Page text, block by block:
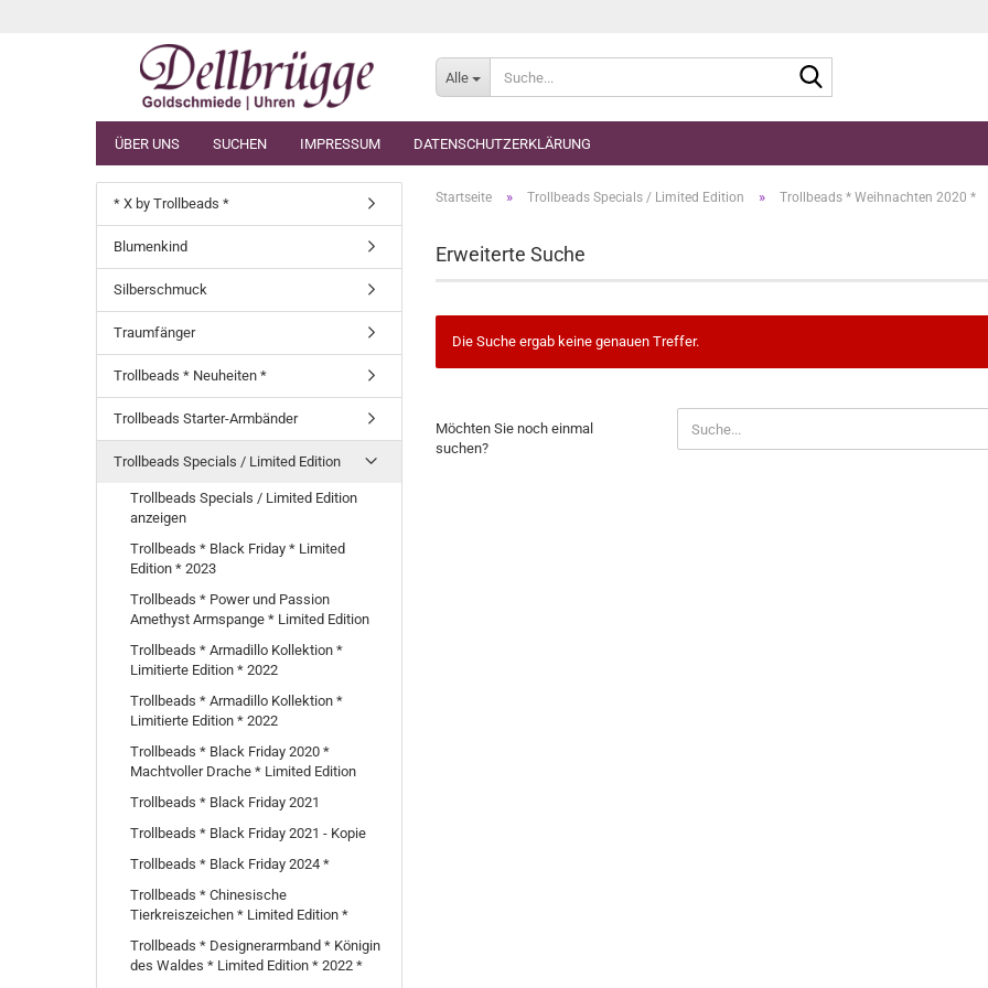
Alle
ÜBER UNS SUCHEN IMPRESSUM DATENSCHUTZERKLÄRUNG
Startseite » Trollbeads Specials / Limited Edition » Trollbeads * Weihnachten 2020 *
Erweiterte Suche
Die Suche ergab keine genauen Treffer.
SIE
NOCH
Möchten Sie noch einmal
suchen?
* X by Trollbeads *
Blumenkind
Silberschmuck
Traumfänger
Trollbeads * Neuheiten *
Trollbeads Starter-Armbänder
Trollbeads Specials / Limited Edition
Trollbeads Specials / Limited Edition
anzeigen
Trollbeads * Black Friday * Limited
Edition * 2023
Trollbeads * Power und Passion
Amethyst Armspange * Limited Edition
Trollbeads * Armadillo Kollektion *
Limitierte Edition * 2022
Trollbeads * Armadillo Kollektion *
Limitierte Edition * 2022
Trollbeads * Black Friday 2020 *
Machtvoller Drache * Limited Edition
Trollbeads * Black Friday 2021
Trollbeads * Black Friday 2021 - Kopie
Trollbeads * Black Friday 2024 *
Trollbeads * Chinesische
Tierkreiszeichen * Limited Edition *
Trollbeads * Designerarmband * Königin
des Waldes * Limited Edition * 2022 *